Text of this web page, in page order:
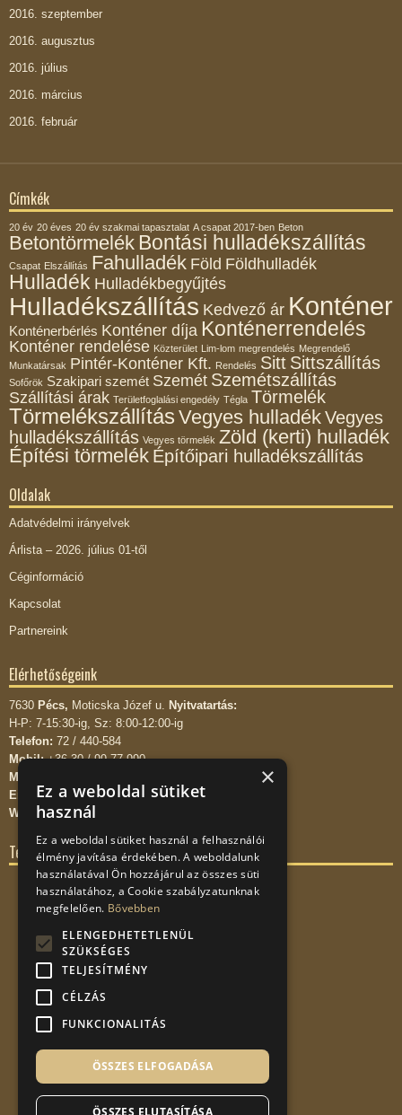
2016. szeptember
2016. augusztus
2016. július
2016. március
2016. február
Címkék
20 év 20 éves 20 év szakmai tapasztalat A csapat 2017-ben Beton
Betontörmelék Bontási hulladékszállítás
Csapat Elszállítás Fahulladék Föld Földhulladék
Hulladék Hulladékbegyűjtés
Hulladékszállítás Kedvező ár Konténer
Konténerbérlés Konténer díja Konténerrendelés
Konténer rendelése Közterület Lim-lom megrendelés Megrendelő
Munkatársak Pintér-Konténer Kft. Rendelés Sitt Sittszállítás
Sofőrök Szakipari szemét Szemét Szemétszállítás
Szállítási árak Területfoglalási engedély Tégla Törmelék
Törmelékszállítás Vegyes hulladékVegyes
hulladékszállítás Vegyes törmelék Zöld (kerti) hulladék
Építési törmelék Építőipari hulladékszállítás
Oldalak
Adatvédelmi irányelvek
Árlista – 2026. július 01-től
Céginformáció
Kapcsolat
Partnereink
Elérhetőségeink
7630 Pécs, Moticska Józef u. Nyitvatartás:
H-P: 7-15:30-ig, Sz: 8:00-12:00-ig
Telefon: 72 / 440-584
Mobil:+36-30 / 99-77-990
Mobil:
Email:info kukac pinterkontener.hu
WEB:www.pinterkontener.hu
Térkép
×
Ez a weboldal sütiket
használ
Ez a weboldal sütiket használ a felhasználói
élmény javítása érdekében. A weboldalunk
használatával Ön hozzájárul az összes süti
használatához, a Cookie szabályzatunknak
megfelelően. Bővebben
ELENGEDHETETLENÜL
SZÜKSÉGES
TELJESÍTMÉNY
CÉLZÁS
FUNKCIONALITÁS
ÖSSZES ELFOGADÁSA
ÖSSZES ELUTASÍTÁSA